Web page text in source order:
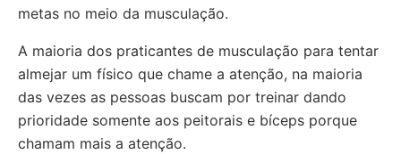
metas no meio da musculação.
A maioria dos praticantes de musculação para tentar
almejar um físico que chame a atenção, na maioria
das vezes as pessoas buscam por treinar dando
prioridade somente aos peitorais e bíceps porque
chamam mais a atenção.